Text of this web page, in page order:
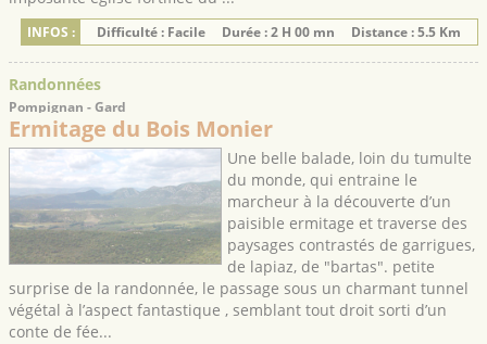
INFOS : Difficulté : Facile Durée : 2 H 00 mn Distance : 5.5 Km
Randonnées
Pompignan - Gard
Ermitage du Bois Monier
Une belle balade, loin du tumulte
du monde, qui entraine le
marcheur à la découverte d’un
paisible ermitage et traverse des
paysages contrastés de garrigues,
de lapiaz, de "bartas". petite
surprise de la randonnée, le passage sous un charmant tunnel
végétal à l’aspect fantastique , semblant tout droit sorti d’un
conte de fée...